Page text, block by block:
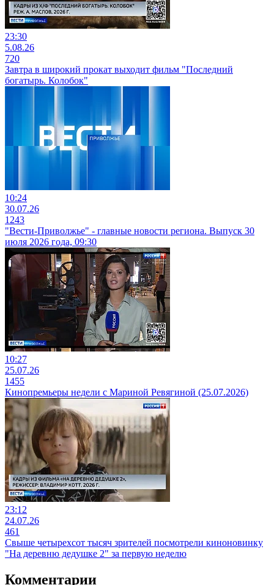
23:30
5.08.26
720
Завтра в широкий прокат выходит фильм "Последний
богатырь. Колобок"
10:24
30.07.26
1243
"Вести-Приволжье" - главные новости региона. Выпуск 30
июля 2026 года, 09:30
10:27
25.07.26
1455
Кинопремьеры недели с Мариной Ревягиной (25.07.2026)
23:12
24.07.26
461
Свыше четырехсот тысяч зрителей посмотрели киноновинку
"На деревню дедушке 2" за первую неделю
Комментарии